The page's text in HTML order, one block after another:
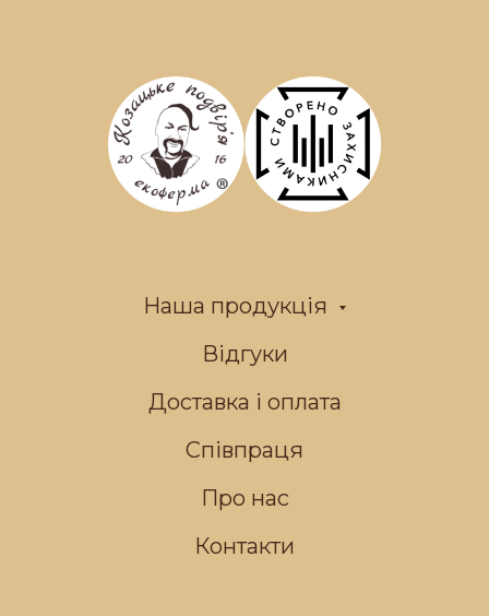
Наша продукція
Відгуки
Доставка і оплата
Співпраця
Про нас
Контакти